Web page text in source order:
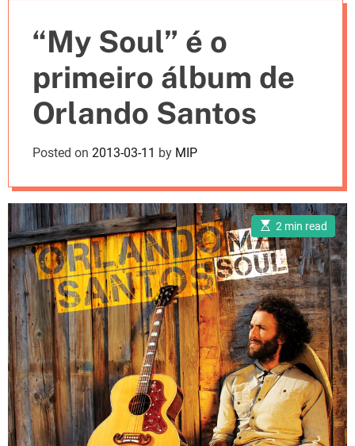
s
“My Soul” é o
primeiro álbum de
Orlando Santos
Posted on 2013-03-11 by MIP
E
s
t
i
m
a
t
e
d
r
e
a
t
i
m
e
2 min read